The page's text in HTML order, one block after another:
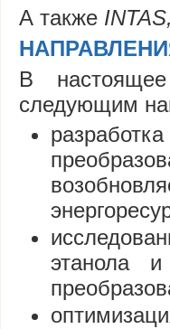
А также
В
следующим
этанола